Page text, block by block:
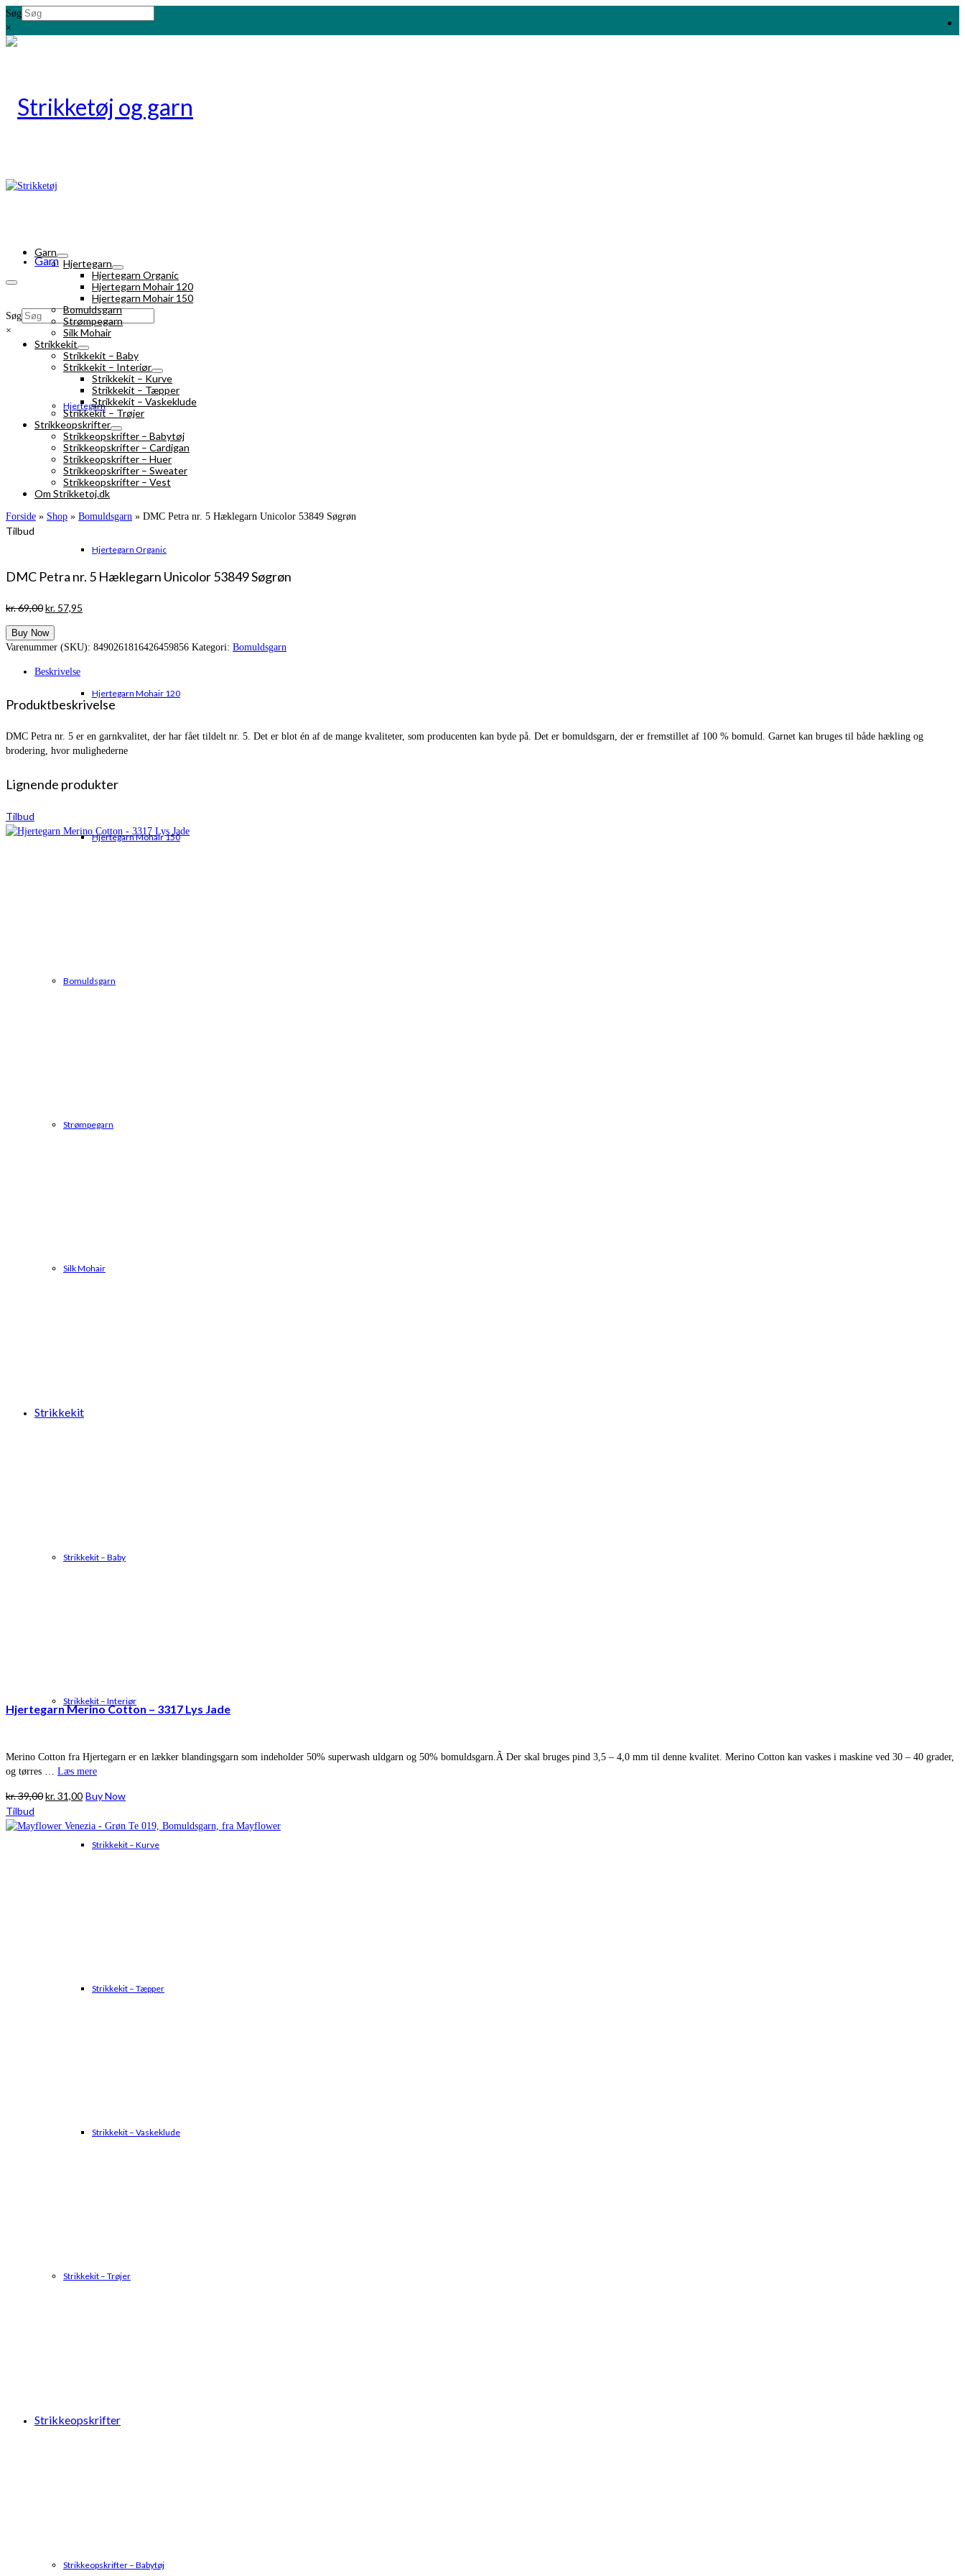
Søg
×
Garn
Hjertegarn
Hjertegarn Organic
Hjertegarn Mohair 120
Hjertegarn Mohair 150
Bomuldsgarn
Strømpegarn
Silk Mohair
Strikkekit
Strikkekit – Baby
Strikkekit – Interiør
Strikkekit – Kurve
Strikkekit – Tæpper
Strikkekit – Vaskeklude
Strikkekit – Trøjer
Strikkeopskrifter
Strikkeopskrifter – Babytøj
Søg
×
Garn
Hjertegarn
Hjertegarn Organic
Hjertegarn Mohair 120
Hjertegarn Mohair 150
Bomuldsgarn
Strømpegarn
Silk Mohair
Strikkekit
Strikkekit – Baby
Strikkekit – Interiør
Strikkekit – Kurve
Strikkekit – Tæpper
Strikkekit – Vaskeklude
Strikkekit – Trøjer
Strikkeopskrifter
Strikkeopskrifter – Babytøj
Strikkeopskrifter – Cardigan
Strikkeopskrifter – Huer
Strikkeopskrifter – Sweater
Strikkeopskrifter – Vest
Om Strikketoj.dk
Forside » Shop » Bomuldsgarn » DMC Petra nr. 5 Hæklegarn Unicolor 53849 Søgrøn
Tilbud
DMC Petra nr. 5 Hæklegarn Unicolor 53849 Søgrøn
kr.69,00Den
pris
var:
kr. 57,95
er:
Buy Now
Varenummer (SKU): 8490261816426459856 Kategori: Bomuldsgarn
Beskrivelse
Produktbeskrivelse
DMC Petra nr. 5 er en garnkvalitet, der har fået tildelt nr. 5. Det er blot én af de mange kvaliteter, som producenten kan byde på. Det er bomuldsgarn, der er fremstillet af 100 % bomuld. Garnet kan bruges til både hækling og
brodering, hvor mulighederne
Lignende produkter
Tilbud
Hjertegarn Merino Cotton – 3317 Lys Jade
Merino Cotton fra Hjertegarn er en lækker blandingsgarn som indeholder 50% superwash uldgarn og 50% bomuldsgarn.Â Der skal bruges pind 3,5 – 4,0 mm til denne kvalitet. Merino Cotton kan vaskes i maskine ved 30 – 40 grader,
og tørres … Læs mere
kr.39,00Den
pris
kr.31,00Den
pris
kr. 31,00.
Buy Now
Tilbud